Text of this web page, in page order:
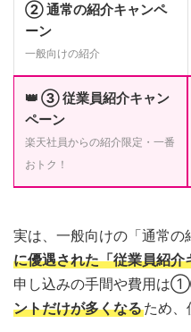
② 通常の紹介キャンペ
ーン
一般向けの紹介
👑 ③ 従業員紹介キャン
ペーン
楽天社員からの紹介限定・一番
おトク！
実は、一般向けの「通常の
に優遇された「従業員紹介
申し込みの手間や費用は
ントだけが多くなるため、